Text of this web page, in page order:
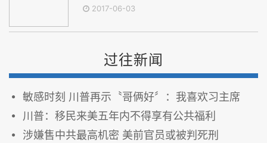
2017-06-03
过往新闻
敏感时刻 川普再示〝哥俩好〞：我喜欢习主席
川普：移民来美五年内不得享有公共福利
涉嫌售中共最高机密 美前官员或被判死刑